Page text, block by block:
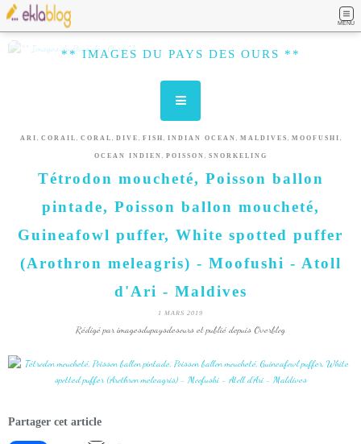
MENU
** IMAGES DU PAYS DES OURS **
ARI , CORAIL , CORAL , DIVE , FISH , INDIAN OCEAN , MALDIVES , MOOFUSHI ,
OCEAN INDIEN , POISSON , SNORKELING
Tétrodon moucheté, Poisson ballon
pintade, Poisson ballon moucheté,
Guineafowl puffer, White spotted puffer
(Arothron meleagris) - Moofushi - Atoll
d'Ari - Maldives
1 MARS 2019
Rédigé par imagesdupaysdesours et publié depuis Overblog
Partager cet article